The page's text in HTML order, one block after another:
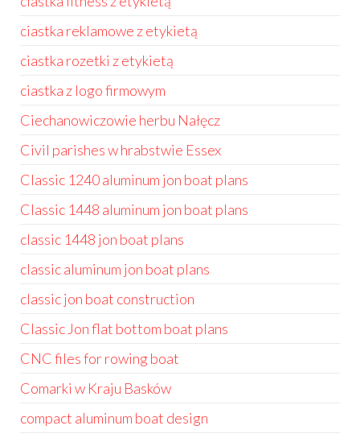
ciastka reklamowe z etykietą
ciastka rozetki z etykietą
ciastka z logo firmowym
Ciechanowiczowie herbu Nałęcz
Civil parishes w hrabstwie Essex
Classic 1240 aluminum jon boat plans
Classic 1448 aluminum jon boat plans
classic 1448 jon boat plans
classic aluminum jon boat plans
classic jon boat construction
Classic Jon flat bottom boat plans
CNC files for rowing boat
Comarki w Kraju Basków
compact aluminum boat design